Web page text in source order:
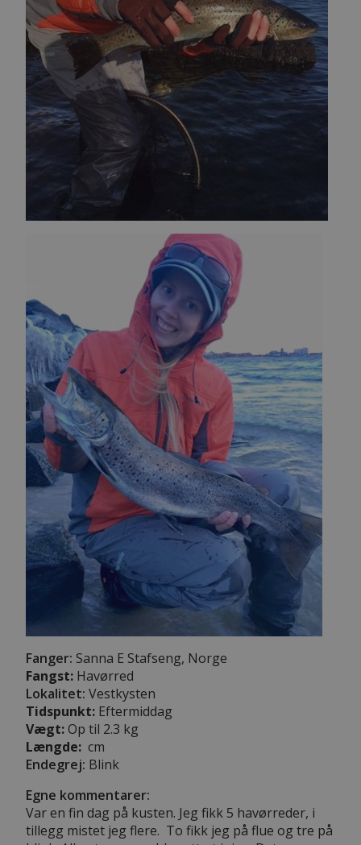
Fanger: Sanna E Stafseng, Norge
Fangst: Havørred
Lokalitet: Vestkysten
Tidspunkt: Eftermiddag
Vægt:Op til 2.3 kg
Længde: cm
Endegrej: Blink
Egne kommentarer:
Var en fin dag på kusten. Jeg fikk 5 havørreder, i
tillegg mistet jeg flere. To fikk jeg på flue og tre på